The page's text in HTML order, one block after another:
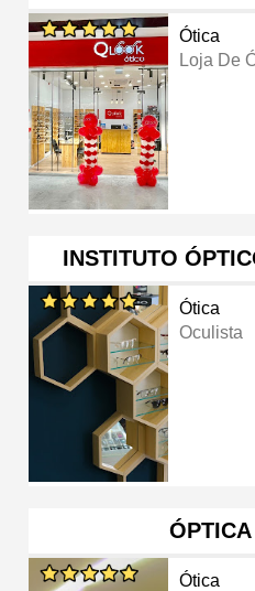
Ótica
Loja De
INSTITUTO
Ótica
Oculista
Ótica